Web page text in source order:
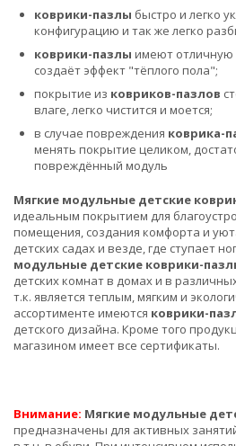
коврики-пазлы быстро и легко
конфигурацию и так же легко
коврики-пазлы имеют отличную
создаёт эффект "тёплого пола";
покрытие из ковриков-пазлов
влаге, легко чистится и моется;
в случае повреждения коврика-
менять покрытие целиком,
повреждённый модуль
Мягкие модульные детские
идеальным покрытием для
помещения, создания комфорта и
детских садах и везде, где ступает
модульные детские коврики-
детских комнат в домах и в
т.к. является теплым, мягким и
ассортименте имеются коврики-
детского дизайна. Кроме того
магазином имеет все сертификаты.
Внимание: Мягкие модульные
предназначены для активных